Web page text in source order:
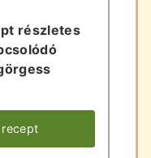
részletes